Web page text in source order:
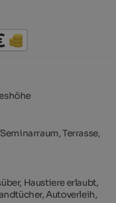
Terrasse,
Haustiere erlaubt,
Autoverleih,